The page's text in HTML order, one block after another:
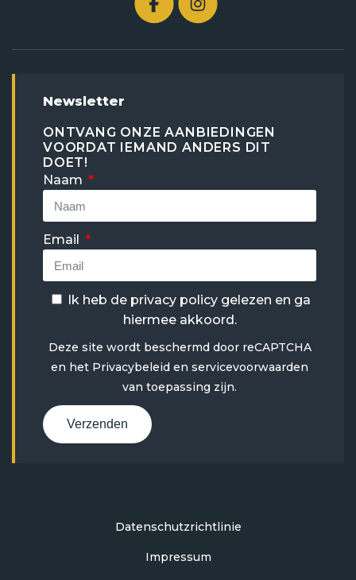
Newsletter
ONTVANG ONZE AANBIEDINGEN
VOORDAT IEMAND ANDERS DIT
DOET!
Naam
Email
Ik heb de privacy policy gelezen en ga
hiermee akkoord.
Deze site wordt beschermd door reCAPTCHA
en het Privacybeleid en servicevoorwaarden
van toepassing zijn.
Verzenden
Datenschutzrichtlinie
Impressum